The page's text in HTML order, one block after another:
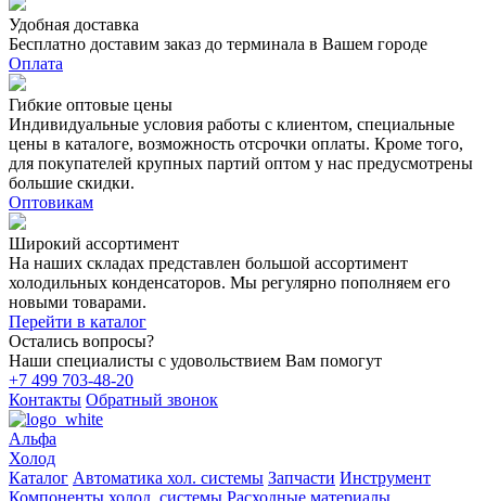
Удобная доставка
Бесплатно доставим заказ до терминала в Вашем городе
Оплата
Гибкие оптовые цены
Индивидуальные условия работы с клиентом, специальные
цены в каталоге, возможность отсрочки оплаты. Кроме того,
для покупателей крупных партий оптом у нас предусмотрены
большие скидки.
Оптовикам
Широкий ассортимент
На наших складах представлен большой ассортимент
холодильных конденсаторов. Мы регулярно пополняем его
новыми товарами.
Перейти в каталог
Остались вопросы?
Наши специалисты с удовольствием Вам помогут
+7 499 703-48-20
Контакты Обратный звонок
Альфа
Холод
Каталог Автоматика хол. системы Запчасти Инструмент
Компоненты холод. системы Расходные материалы